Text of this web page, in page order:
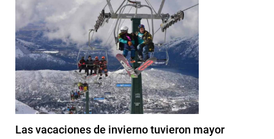
Las vacaciones de invierno tuvieron mayor